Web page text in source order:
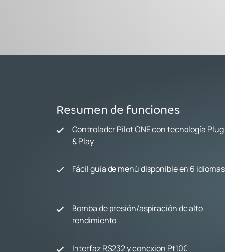
Resumen de funciones
Controlador Pilot ONE con tecnología Plug
& Play
Fácil guía de menú disponible en 6 idiomas
Bomba de presión/aspiración de alto
rendimiento
Interfaz RS232 y conexión Pt100